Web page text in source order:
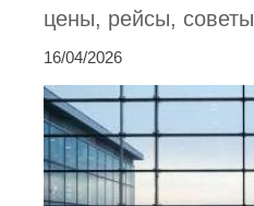
цены, рейсы, советы
16/04/2026